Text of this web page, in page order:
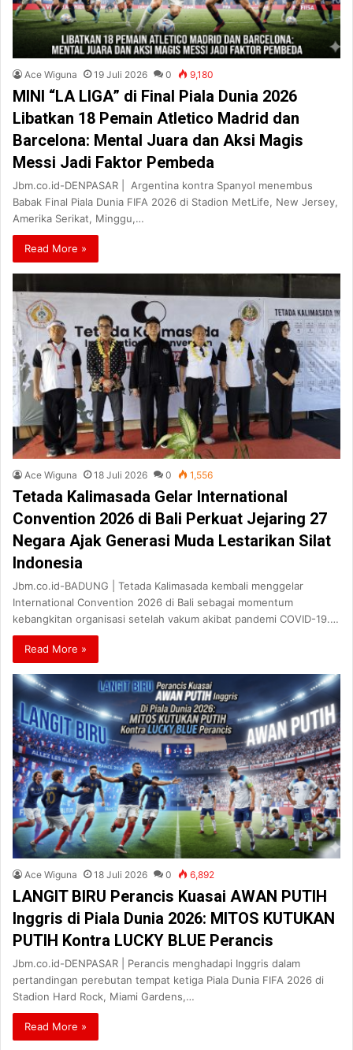
Ace Wiguna 19 Juli 2026 0 9,180
MINI “LA LIGA” di Final Piala Dunia 2026
Libatkan 18 Pemain Atletico Madrid dan
Barcelona: Mental Juara dan Aksi Magis
Messi Jadi Faktor Pembeda
Jbm.co.id-DENPASAR | Argentina kontra Spanyol menembus
Babak Final Piala Dunia FIFA 2026 di Stadion MetLife, New Jersey,
Amerika Serikat, Minggu,…
Read More »
Ace Wiguna 18 Juli 2026 0 1,556
Tetada Kalimasada Gelar International
Convention 2026 di Bali Perkuat Jejaring 27
Negara Ajak Generasi Muda Lestarikan Silat
Indonesia
Jbm.co.id-BADUNG | Tetada Kalimasada kembali menggelar
International Convention 2026 di Bali sebagai momentum
kebangkitan organisasi setelah vakum akibat pandemi COVID-19.…
Read More »
Ace Wiguna 18 Juli 2026 0 6,892
LANGIT BIRU Perancis Kuasai AWAN PUTIH
Inggris di Piala Dunia 2026: MITOS KUTUKAN
PUTIH Kontra LUCKY BLUE Perancis
Jbm.co.id-DENPASAR | Perancis menghadapi Inggris dalam
pertandingan perebutan tempat ketiga Piala Dunia FIFA 2026 di
Stadion Hard Rock, Miami Gardens,…
Read More »